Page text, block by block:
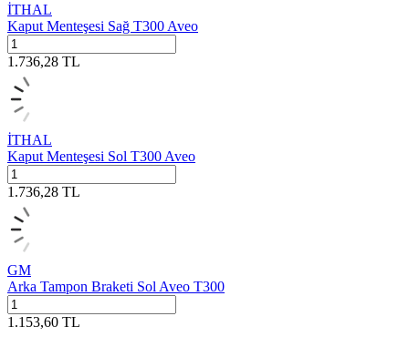
İTHAL
Kaput Menteşesi Sağ T300 Aveo
1.736,28 TL
İTHAL
Kaput Menteşesi Sol T300 Aveo
1.736,28 TL
GM
Arka Tampon Braketi Sol Aveo T300
1.153,60 TL